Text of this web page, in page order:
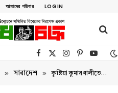
আমাদের পরিবার LOGIN
Facebook
X (Twitter)Instagram
Pinterest
» সারাদেশ » কুষ্টিয়া কুমারখালীতে অগ্নিকাণ্ডে ক্ষতিগ্রস্ত পরিবারের পাশে শেখ সাদি